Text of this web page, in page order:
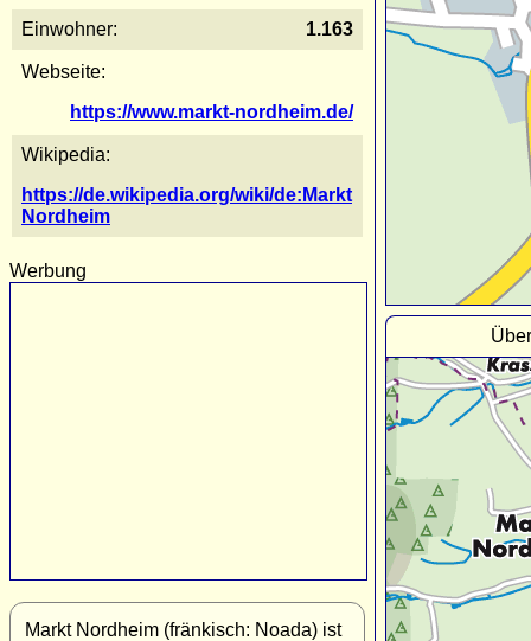
Einwohner: 1.163
Webseite:
https://www.markt-nordheim.de/
Wikipedia:
https://de.wikipedia.org/wiki/de:Markt
Nordheim
Werbung
Markt Nordheim (fränkisch: Noada) ist